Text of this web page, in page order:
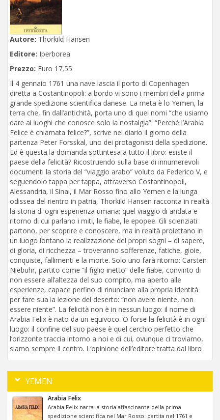
Autore: Thorkild Hansen
Editore: Iperborea
Prezzo: Euro 17,55
Il 4 gennaio 1761 una nave lascia il porto di Copenhagen
diretta a Costantinopoli: a bordo vi sono i membri della prima
grande spedizione scientifica danese. La meta è lo Yemen, la
terra che, fin dall’antichità, porta uno di quei nomi “che usiamo
dare ai luoghi che conosce solo la nostalgia”. “Perché l’Arabia
Felice è chiamata felice?”, scrive nel diario il giorno della
partenza Peter Forsskal, uno dei protagonisti della spedizione.
Ed è questa la domanda sottintesa a tutto il libro: esiste il
paese della felicità? Ricostruendo sulla base di innumerevoli
documenti la storia del “viaggio arabo” voluto da Federico V, e
seguendolo tappa per tappa, attraverso Costantinopoli,
Alessandria, il Sinai, il Mar Rosso fino allo Yemen e la lunga
odissea del rientro in patria, Thorkild Hansen racconta in realtà
la storia di ogni esperienza umana: quel viaggio di andata e
ritorno di cui parlano i miti, le fiabe, le epopee. Gli scienziati
partono, per scoprire e conoscere, ma in realtà proiettano in
un luogo lontano la realizzazione dei propri sogni – di sapere,
di gloria, di ricchezza – troveranno sofferenze, fatiche, gioie,
conquiste, fallimenti e la morte. Solo uno farà ritorno: Carsten
Niebuhr, partito come “il figlio inetto” delle fiabe, convinto di
non essere all’altezza del suo compito, ma aperto alle
esperienze, capace perfino di rinunciare alla propria identità
per fare sua la lezione del deserto: “non avere niente, non
essere niente”. La felicità non è in nessun luogo: il nome di
Arabia Felix è nato da un equivoco. O forse la felicità è in ogni
luogo: il confine del suo paese è quel cerchio perfetto che
l’orizzonte traccia intorno a noi e di cui, ovunque ci troviamo,
siamo sempre il centro. L’opinione dell’editore tratta dal libro
YEMEN
Arabia Felix
Arabia Felix narra la storia affascinante della prima
spedizione scientifica nel Mar Rosso: partita nel 1761 e